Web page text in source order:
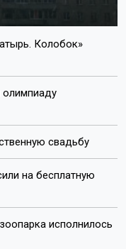
Колобок»
олимпиаду
свадьбу
на бесплатную
исполнилось